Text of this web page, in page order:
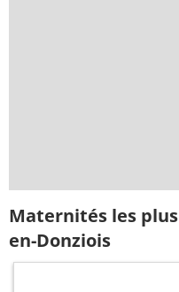
Maternités les
en-Donziois